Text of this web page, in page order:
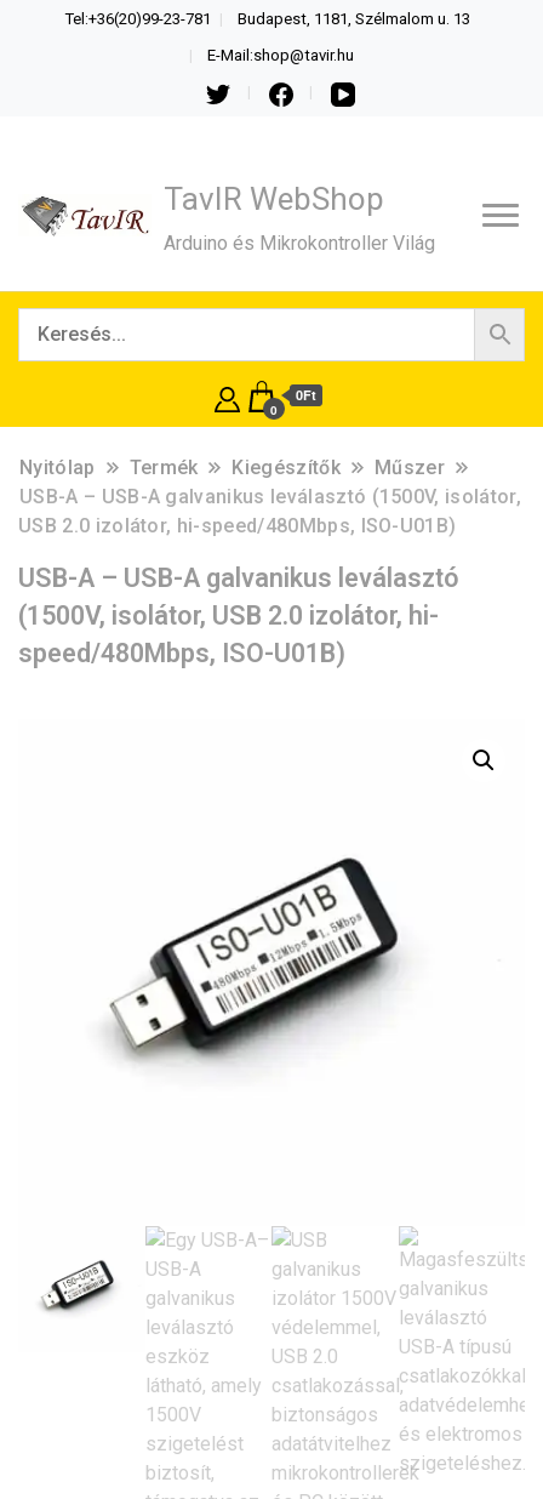
Tel:+36(20)99-23-781 Budapest, 1181, Szélmalom u. 13
E-Mail:shop@tavir.hu
TavIR WebShop
Arduino és Mikrokontroller Világ
0
0Ft
Nyitólap Termék Kiegészítők
Műszer
USB-A – USB-A galvanikus leválasztó (1500V, isolátor,
USB 2.0 izolátor, hi-speed/480Mbps, ISO-U01B)
USB-A – USB-A galvanikus leválasztó
(1500V, isolátor, USB 2.0 izolátor, hi-
speed/480Mbps, ISO-U01B)